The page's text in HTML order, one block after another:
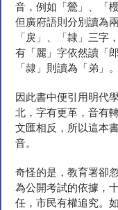
音，例如「鶯」、「
但廣府語則分別讀為
「戾」、「隷」三字
有「麗」字依然讀「
「隷」則讀為「弟」
因此書中便引用明代
北，字有更革，音有
文匯相反，所以這本
音。
奇怪的是，教育署卻
為公開考試的依據，
任，市民有權追究。